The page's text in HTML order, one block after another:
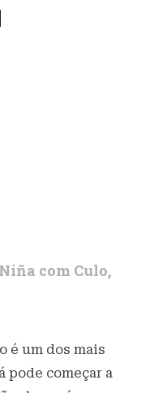
com Culo,
é um dos mais
pode começar a